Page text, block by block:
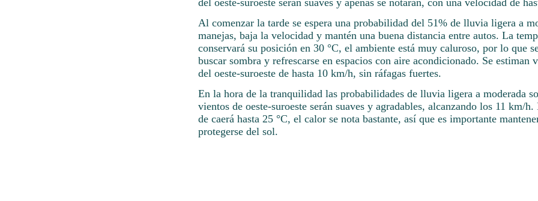
del oeste-suroeste serán suaves y apenas se notarán, con una velocidad de
Al comenzar la tarde se espera una probabilidad del 51% de lluvia ligera a
manejas, baja la velocidad y mantén una buena distancia entre autos. La
conservará su posición en 30 °C, el ambiente está muy caluroso, por lo que
buscar sombra y refrescarse en espacios con aire acondicionado. Se estiman
del oeste-suroeste de hasta 10 km/h, sin ráfagas fuertes.
En la hora de la tranquilidad las probabilidades de lluvia ligera a moderada
vientos de oeste-suroeste serán suaves y agradables, alcanzando los 11 km/
de caerá hasta 25 °C, el calor se nota bastante, así que es importante
protegerse del sol.